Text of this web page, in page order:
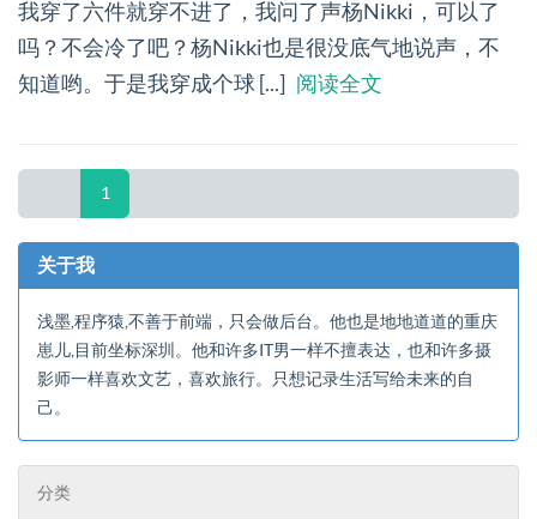
我穿了六件就穿不进了，我问了声杨Nikki，可以了
吗？不会冷了吧？杨Nikki也是很没底气地说声，不
知道哟。于是我穿成个球 [...] 阅读全文
1
关于我
浅墨,程序猿,不善于前端，只会做后台。他也是地地道道的重庆
崽儿,目前坐标深圳。他和许多IT男一样不擅表达，也和许多摄
影师一样喜欢文艺，喜欢旅行。只想记录生活写给未来的自
己。
分类